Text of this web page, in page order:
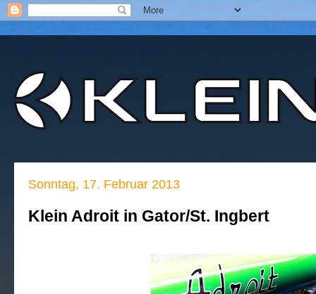
Sonntag, 17. Februar 2013
Klein Adroit in Gator/St. Ingbert